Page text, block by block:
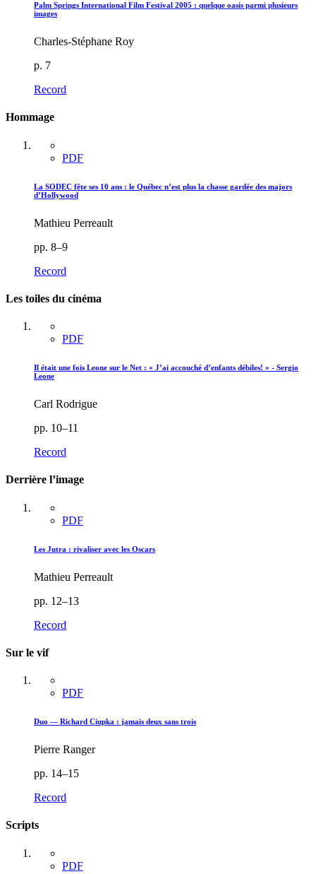
Palm Springs International Film Festival 2005 : quelque oasis parmi plusieurs
images
Charles-Stéphane Roy
p. 7
Record
Hommage
PDF
La SODEC fête ses 10 ans : le Québec n’est plus la chasse gardée des majors
d’Hollywood
Mathieu Perreault
pp. 8–9
Record
Les toiles du cinéma
PDF
Il était une fois Leone sur le Net : « J’ai accouché d’enfants débiles! » - Sergio
Leone
Carl Rodrigue
pp. 10–11
Record
Derrière l’image
PDF
Les Jutra : rivaliser avec les Oscars
Mathieu Perreault
pp. 12–13
Record
Sur le vif
PDF
Duo — Richard Ciupka : jamais deux sans trois
Pierre Ranger
pp. 14–15
Record
Scripts
PDF